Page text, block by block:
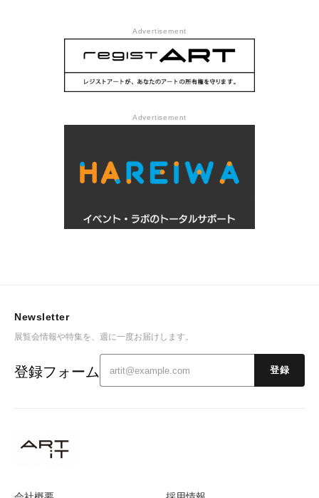
Advertisement
Advertisement
Newsletter
展覧会情報や特集を、週に一度お届けします。
登録フォーム 登録